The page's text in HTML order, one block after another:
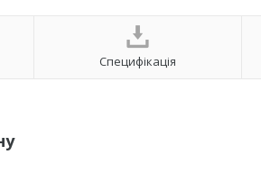
Специфікація